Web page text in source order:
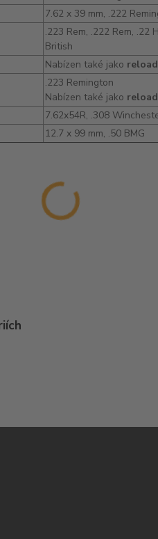
7.62 x 39 mm, .222
.223 Rem, .222 Rem, .22
British
Nabízen také jako
.223 Remington
Nabízen také jako
7.62x54R, .308
12.7 x 99 mm, .50 BMG